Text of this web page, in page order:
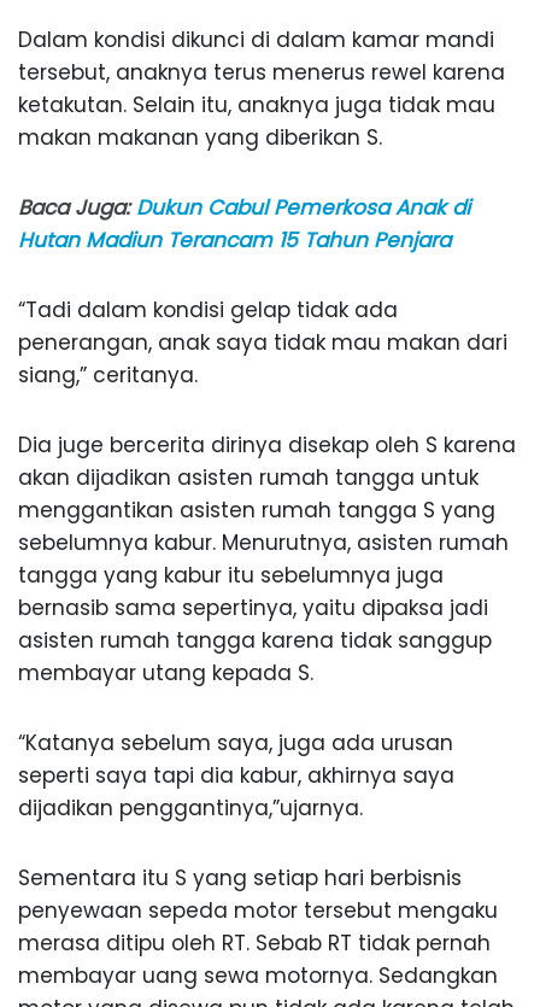
Dalam kondisi dikunci di dalam kamar mandi
tersebut, anaknya terus menerus rewel karena
ketakutan. Selain itu, anaknya juga tidak mau
makan makanan yang diberikan S.
Baca Juga:Dukun Cabul Pemerkosa Anak di
Hutan Madiun Terancam 15 Tahun Penjara
“Tadi dalam kondisi gelap tidak ada
penerangan, anak saya tidak mau makan dari
siang,” ceritanya.
Dia juge bercerita dirinya disekap oleh S karena
akan dijadikan asisten rumah tangga untuk
menggantikan asisten rumah tangga S yang
sebelumnya kabur. Menurutnya, asisten rumah
tangga yang kabur itu sebelumnya juga
bernasib sama sepertinya, yaitu dipaksa jadi
asisten rumah tangga karena tidak sanggup
membayar utang kepada S.
“Katanya sebelum saya, juga ada urusan
seperti saya tapi dia kabur, akhirnya saya
dijadikan penggantinya,”ujarnya.
Sementara itu S yang setiap hari berbisnis
penyewaan sepeda motor tersebut mengaku
merasa ditipu oleh RT. Sebab RT tidak pernah
membayar uang sewa motornya. Sedangkan